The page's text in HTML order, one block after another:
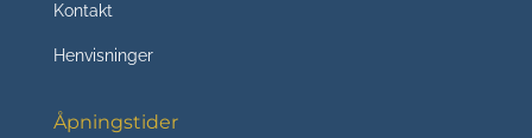
Kontakt
Henvisninger
Åpningstider